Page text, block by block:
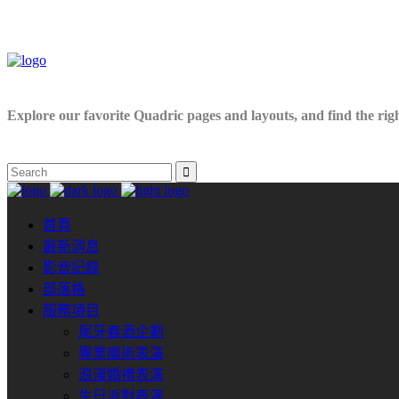
Explore our favorite Quadric pages and layouts, and find the
首頁
最新消息
影音記錄
部落格
服務項目
尾牙春酒企劃
專業魔術表演
浪漫婚禮表演